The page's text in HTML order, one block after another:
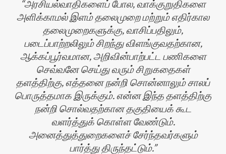
அரசியல்வாதிகளைப் போல, வாக்குறுதிகளை
அளிக்காமல் இளம் தலைமுறை மற்றும் எதிர்கால
தலைமுறைகளுக்கு, வாசிப்பதிலும்,
படைப்பாற்றலிலும் சிறந்து விளங்குவதற்கான,
ஆக்கப்பூர்வமான, அறிவின்பாற்பட்ட பணிகளை
செவ்வனே செய்து வரும் சிறுகதைகள்
தளத்திற்கு, எத்தனை நன்றி சொன்னாலும் சாலப்
பொருத்தமாக இருக்கும். என்ன இந்த தளத்திற்கு
நன்றி சொல்வதற்கான தகுதியைக் கூட
வளர்த்துக் கொள்ள வேண்டும்.
அனைத்துத்துறைகளைச் சேர்ந்தவர்களும்
பார்த்து திருந்தட்டும்.